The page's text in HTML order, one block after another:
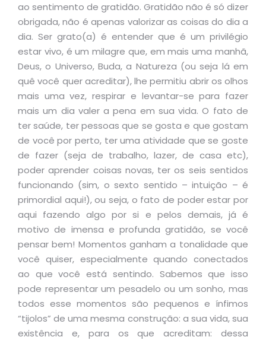
ao sentimento de gratidão. Gratidão não é só dizer
obrigada, não é apenas valorizar as coisas do dia a
dia. Ser grato(a) é entender que é um privilégio
estar vivo, é um milagre que, em mais uma manhã,
Deus, o Universo, Buda, a Natureza (ou seja lá em
quê você quer acreditar), lhe permitiu abrir os olhos
mais uma vez, respirar e levantar-se para fazer
mais um dia valer a pena em sua vida. O fato de
ter saúde, ter pessoas que se gosta e que gostam
de você por perto, ter uma atividade que se goste
de fazer (seja de trabalho, lazer, de casa etc),
poder aprender coisas novas, ter os seis sentidos
funcionando (sim, o sexto sentido – intuição – é
primordial aqui!), ou seja, o fato de poder estar por
aqui fazendo algo por si e pelos demais, já é
motivo de imensa e profunda gratidão, se você
pensar bem! Momentos ganham a tonalidade que
você quiser, especialmente quando conectados
ao que você está sentindo. Sabemos que isso
pode representar um pesadelo ou um sonho, mas
todos esse momentos são pequenos e ínfimos
“tijolos” de uma mesma construção: a sua vida, sua
existência e, para os que acreditam: dessa